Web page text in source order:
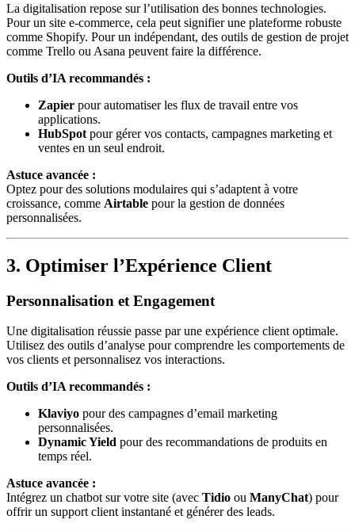
La digitalisation repose sur l’utilisation des bonnes technologies.
Pour un site e-commerce, cela peut signifier une plateforme robuste
comme Shopify. Pour un indépendant, des outils de gestion de projet
comme Trello ou Asana peuvent faire la différence.
Outils d’IA recommandés :
Zapier pour automatiser les flux de travail entre vos
applications.
HubSpot pour gérer vos contacts, campagnes marketing et
ventes en un seul endroit.
Astuce avancée :
Optez pour des solutions modulaires qui s’adaptent à votre
croissance, comme Airtable pour la gestion de données
personnalisées.
3. Optimiser l’Expérience Client
Personnalisation et Engagement
Une digitalisation réussie passe par une expérience client optimale.
Utilisez des outils d’analyse pour comprendre les comportements de
vos clients et personnalisez vos interactions.
Outils d’IA recommandés :
Klaviyo pour des campagnes d’email marketing
personnalisées.
Dynamic Yield pour des recommandations de produits en
temps réel.
Astuce avancée :
Intégrez un chatbot sur votre site (avec Tidio ou ManyChat) pour
offrir un support client instantané et générer des leads.